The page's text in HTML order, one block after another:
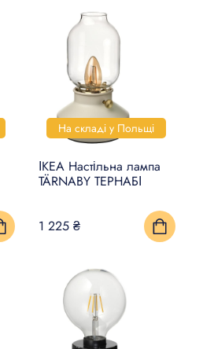
На складі у Польщі
ІКЕА Настільна лампа
TÄRNABY ТЕРНАБІ
1 225 ₴